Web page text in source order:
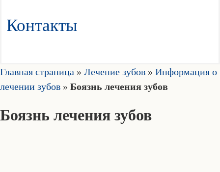
Контакты
Главная страница » Лечение зубов » Информация о
лечении зубов » Боязнь лечения зубов
Боязнь лечения зубов